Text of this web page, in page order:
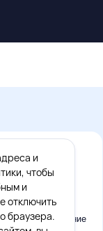
приложение
и
чтобы
и
отключить
браузера.